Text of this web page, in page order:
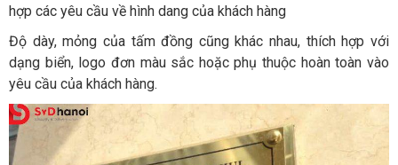
hợp các yêu cầu về hình dang của khách hàng
Độ dày, mỏng của tấm đồng cũng khác nhau, thích hợp với
dạng biển, logo đơn màu sắc hoặc phụ thuộc hoàn toàn vào
yêu cầu của khách hàng.